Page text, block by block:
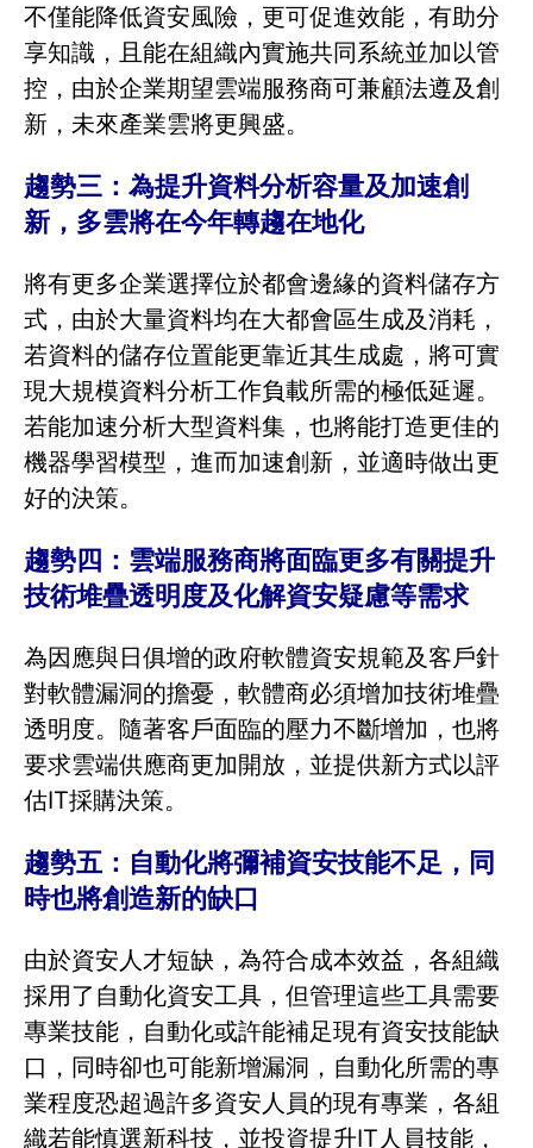
不僅能降低資安風險，更可促進效能，有助分
享知識，且能在組織內實施共同系統並加以管
控，由於企業期望雲端服務商可兼顧法遵及創
新，未來產業雲將更興盛。
趨勢三：為提升資料分析容量及加速創
新，多雲將在今年轉趨在地化
將有更多企業選擇位於都會邊緣的資料儲存方
式，由於大量資料均在大都會區生成及消耗，
若資料的儲存位置能更靠近其生成處，將可實
現大規模資料分析工作負載所需的極低延遲。
若能加速分析大型資料集，也將能打造更佳的
機器學習模型，進而加速創新，並適時做出更
好的決策。
趨勢四：雲端服務商將面臨更多有關提升
技術堆疊透明度及化解資安疑慮等需求
為因應與日俱增的政府軟體資安規範及客戶針
對軟體漏洞的擔憂，軟體商必須增加技術堆疊
透明度。隨著客戶面臨的壓力不斷增加，也將
要求雲端供應商更加開放，並提供新方式以評
估IT採購決策。
趨勢五：自動化將彌補資安技能不足，同
時也將創造新的缺口
由於資安人才短缺，為符合成本效益，各組織
採用了自動化資安工具，但管理這些工具需要
專業技能，自動化或許能補足現有資安技能缺
口，同時卻也可能新增漏洞，自動化所需的專
業程度恐超過許多資安人員的現有專業，各組
織若能慎選新科技，並投資提升IT人員技能，